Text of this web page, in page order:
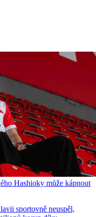
Hashioky může kápnout
sportovně neuspěl,